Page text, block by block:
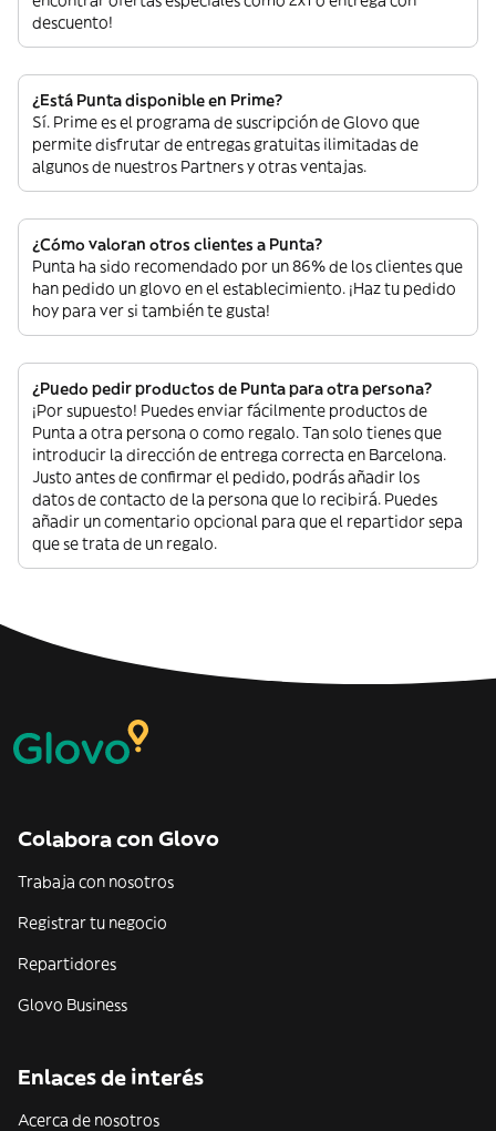
descuento!
¿Está Punta disponible en Prime?
Sí. Prime es el programa de suscripción de Glovo que
permite disfrutar de entregas gratuitas ilimitadas de
algunos de nuestros Partners y otras ventajas.
¿Cómo valoran otros clientes a Punta?
Punta ha sido recomendado por un 86% de los clientes que
han pedido un glovo en el establecimiento. ¡Haz tu pedido
hoy para ver si también te gusta!
¿Puedo pedir productos de Punta para otra persona?
¡Por supuesto! Puedes enviar fácilmente productos de
Punta a otra persona o como regalo. Tan solo tienes que
introducir la dirección de entrega correcta en Barcelona.
Justo antes de confirmar el pedido, podrás añadir los
datos de contacto de la persona que lo recibirá. Puedes
añadir un comentario opcional para que el repartidor sepa
que se trata de un regalo.
Colabora con Glovo
Trabaja con nosotros
Registrar tu negocio
Repartidores
Glovo Business
Enlaces de interés
Acerca de nosotros